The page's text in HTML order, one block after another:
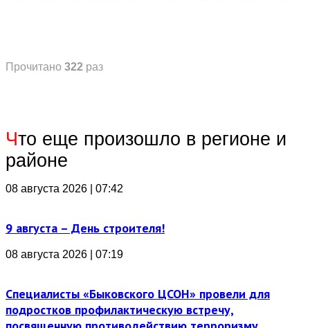
Прочитано 322 раз
Что еще произошло в регионе и
районе
08 августа 2026 | 07:42
9 августа – День строителя!
08 августа 2026 | 07:19
Специалисты «Быковского ЦСОН» провели для
подростков профилактическую встречу,